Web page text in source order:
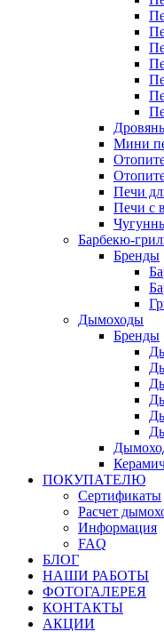
Мини
Печи
Печи с
Барбекю-
Бренды
Дымоходы
Бренды
ПОКУПАТЕЛЮ
Сертификаты
Расчет
Информация
FAQ
БЛОГ
НАШИ РАБОТЫ
ФОТОГАЛЕРЕЯ
КОНТАКТЫ
АКЦИИ